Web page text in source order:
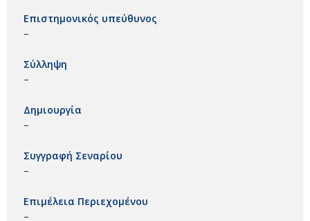
Επιστημονικός υπεύθυνος
–
Σύλληψη
–
Δημιουργία
–
Συγγραφή Σεναρίου
–
Επιμέλεια Περιεχομένου
–